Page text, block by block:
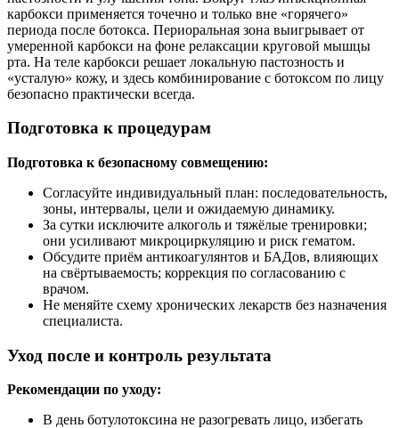
карбокси применяется точечно и только вне «горячего»
периода после ботокса. Периоральная зона выигрывает от
умеренной карбокси на фоне релаксации круговой мышцы
рта. На теле карбокси решает локальную пастозность и
«усталую» кожу, и здесь комбинирование с ботоксом по лицу
безопасно практически всегда.
Подготовка к процедурам
Подготовка к безопасному совмещению:
Согласуйте индивидуальный план: последовательность,
зоны, интервалы, цели и ожидаемую динамику.
За сутки исключите алкоголь и тяжёлые тренировки;
они усиливают микроциркуляцию и риск гематом.
Обсудите приём антикоагулянтов и БАДов, влияющих
на свёртываемость; коррекция по согласованию с
врачом.
Не меняйте схему хронических лекарств без назначения
специалиста.
Уход после и контроль результата
Рекомендации по уходу:
В день ботулотоксина не разогревать лицо, избегать